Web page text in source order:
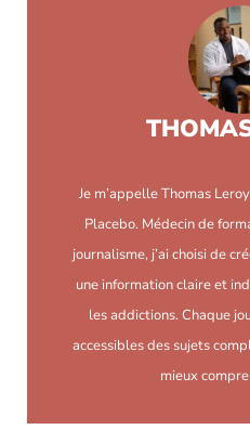
Je m’appelle Thomas
Placebo. Médecin de
journalisme, j’ai choisi de
une information claire et
les addictions. Chaque
accessibles des sujets
mieux